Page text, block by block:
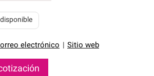
electrónico Sitio web